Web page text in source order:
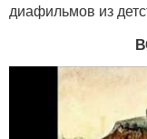
диафильмов из